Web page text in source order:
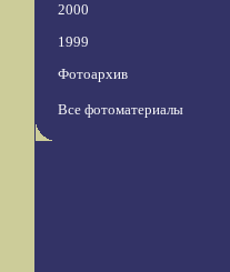
2000
1999
Фотоархив
Все фотоматериалы